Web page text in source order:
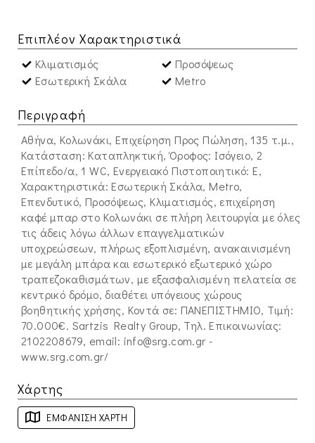
Επιπλέον Χαρακτηριστικά
Κλιματισμός
Προσόψεως
Εσωτερική Σκάλα
Metro
Περιγραφή
Αθήνα, Κολωνάκι, Επιχείρηση Προς Πώληση, 135 τ.μ.,
Κατάσταση: Καταπληκτική, Όροφος: Ισόγειο, 2
Επίπεδο/α, 1 WC, Ενεργειακό Πιστοποιητικό: Ε,
Χαρακτηριστικά: Εσωτερική Σκάλα, Metro,
Επενδυτικό, Προσόψεως, Κλιματισμός, επιχείρηση
καφέ μπαρ στο Κολωνάκι σε πλήρη λειτουργία με όλες
τις άδεις λόγω άλλων επαγγελματικών
υποχρεώσεων, πλήρως εξοπλισμένη, ανακαινισμένη
με μεγάλη μπάρα και εσωτερικό εξωτερικό χώρο
τραπεζοκαθισμάτων, με εξασφαλισμένη πελατεία σε
κεντρικό δρόμο, διαθέτει υπόγειους χώρους
βοηθητικής χρήσης, Κοντά σε: ΠΑΝΕΠΙΣΤΗΜΙΟ, Τιμή:
70.000€. Sartzis Realty Group, Τηλ. Επικοινωνίας:
2102208679, email: info@srg.com.gr-
www.srg.com.gr/
Χάρτης
ΕΜΦΆΝΙΣΗ ΧΆΡΤΗ